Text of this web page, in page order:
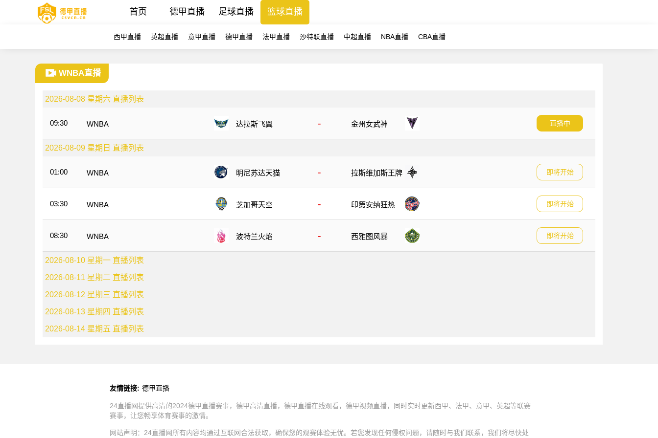
首页 德甲直播 足球直播 篮球直播
西甲直播 英超直播 意甲直播 德甲直播 法甲直播 沙特联直播 中超直播 NBA直播 CBA直播
WNBA直播
2026-08-08 星期六 直播列表
09:30 WNBA 达拉斯飞翼 - 金州女武神 直播中
2026-08-09 星期日 直播列表
01:00 WNBA 明尼苏达天猫 - 拉斯维加斯王牌 即将开始
03:30 WNBA 芝加哥天空 - 印第安纳狂热 即将开始
08:30 WNBA 波特兰火焰 - 西雅图风暴 即将开始
2026-08-10 星期一 直播列表
2026-08-11 星期二 直播列表
2026-08-12 星期三 直播列表
2026-08-13 星期四 直播列表
2026-08-14 星期五 直播列表
友情链接: 德甲直播
24直播网提供高清的2024德甲直播赛事，德甲高清直播，德甲直播在线观看，德甲视频直播，同时实时更新西甲、法甲、意甲、英超等联赛
赛事，让您畅享体育赛事的激情。
网站声明：24直播网所有内容均通过互联网合法获取，确保您的观赛体验无忧。若您发现任何侵权问题，请随时与我们联系，我们将尽快处